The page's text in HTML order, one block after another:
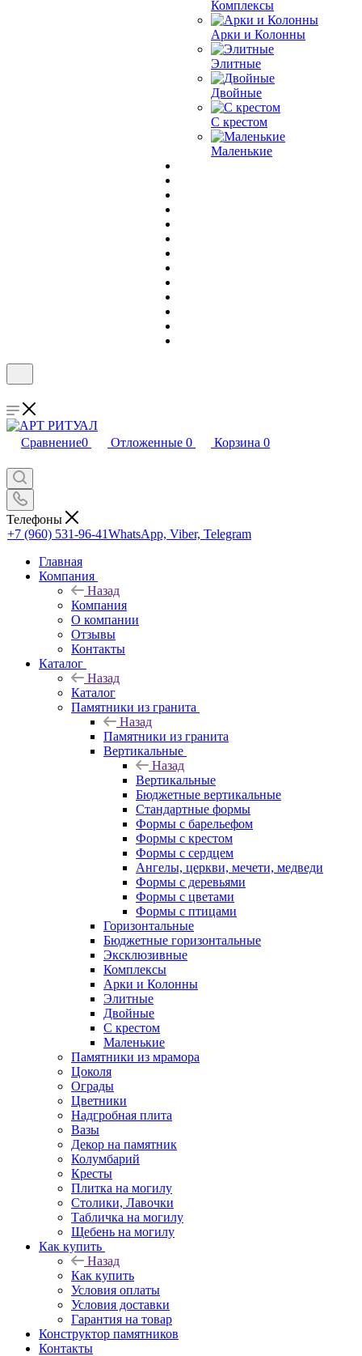
Комплексы
Арки и Колонны
Элитные
Двойные
С крестом
Маленькие
Сравнение0 Отложенные 0 Корзина 0
Телефоны
+7 (960) 531-96-41WhatsApp, Viber, Telegram
Главная
Компания
Назад
Компания
О компании
Отзывы
Контакты
Каталог
Назад
Каталог
Памятники из гранита
Назад
Памятники из гранита
Вертикальные
Назад
Вертикальные
Бюджетные вертикальные
Стандартные формы
Формы с барельефом
Формы с крестом
Формы с сердцем
Ангелы, церкви, мечети, медведи
Формы с деревьями
Формы с цветами
Формы с птицами
Горизонтальные
Бюджетные горизонтальные
Эксклюзивные
Комплексы
Арки и Колонны
Элитные
Двойные
С крестом
Маленькие
Памятники из мрамора
Цоколя
Ограды
Цветники
Надгробная плита
Вазы
Декор на памятник
Колумбарий
Кресты
Плитка на могилу
Столики, Лавочки
Табличка на могилу
Щебень на могилу
Как купить
Назад
Как купить
Условия оплаты
Условия доставки
Гарантия на товар
Конструктор памятников
Контакты